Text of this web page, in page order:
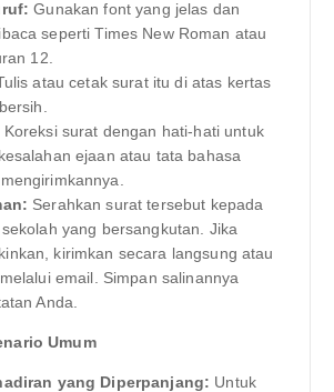
Gunakan font yang jelas dan
seperti Times New Roman atau
12.
atau cetak surat itu di atas kertas
Koreksi surat dengan hati-hati untuk
ejaan atau tata bahasa
Serahkan surat tersebut kepada
yang bersangkutan. Jika
kirimkan secara langsung atau
email. Simpan salinannya
Anda.
Umum
yang Diperpanjang: Untuk